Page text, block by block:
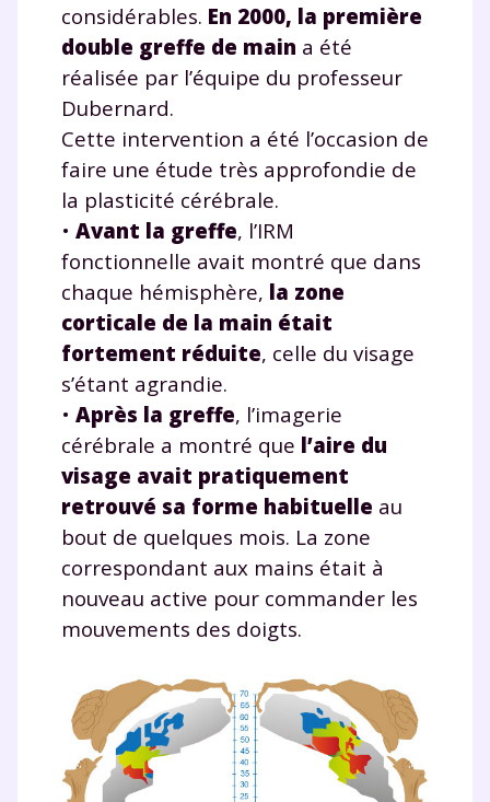
considérables. En 2000, la première
double greffe de main a été
réalisée par l’équipe du professeur
Dubernard.
Cette intervention a été l’occasion de
faire une étude très approfondie de
la plasticité cérébrale.
• Avant la greffe, l’IRM
fonctionnelle avait montré que dans
chaque hémisphère, la zone
corticale de la main était
fortement réduite, celle du visage
s’étant agrandie.
• Après la greffe, l’imagerie
cérébrale a montré que l’aire du
visage avait pratiquement
retrouvé sa forme habituelle au
bout de quelques mois. La zone
correspondant aux mains était à
nouveau active pour commander les
mouvements des doigts.